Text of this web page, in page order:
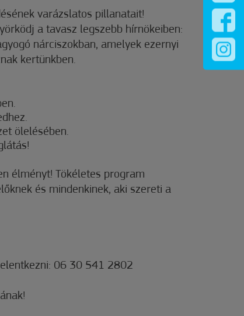
varázslatos pillanatait!
a tavasz legszebb hírnökeiben:
nárciszokban, amelyek ezernyi
kertünkben.
ölelésében.
élményt! Tökéletes program
és mindenkinek, aki szereti a
06 30 541 2802